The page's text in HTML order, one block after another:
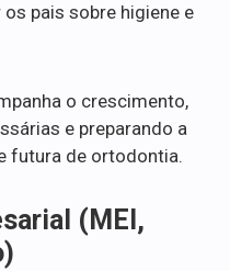
pais sobre higiene e
o crescimento,
e preparando a
futura de ortodontia.
(MEI,